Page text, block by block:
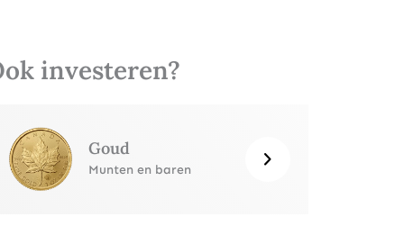
investeren?
Goud
Munten en baren